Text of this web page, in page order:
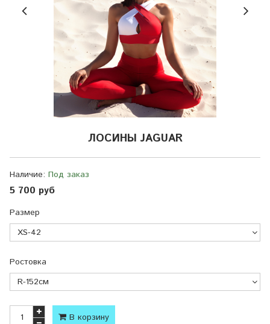
ЛОСИНЫ JAGUAR
Наличие: Под заказ
5 700 руб
Размер
Ростовка
В корзину